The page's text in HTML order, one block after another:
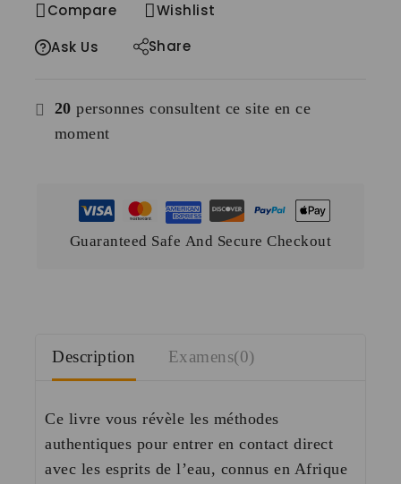
Compare
Wishlist
Ask Us
Share
20 personnes consultent ce site en ce
moment
Guaranteed Safe And Secure Checkout
Description Examens(0)
Ce livre vous révèle les méthodes
authentiques pour entrer en contact direct
avec les esprits de l’eau, connus en Afrique